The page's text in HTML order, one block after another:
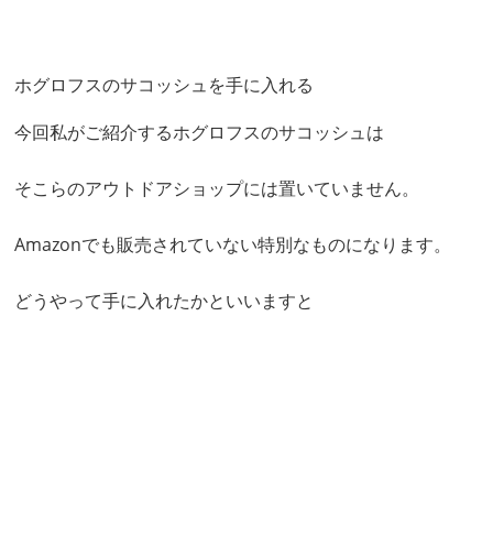
ホグロフスのサコッシュを手に入れる
今回私がご紹介するホグロフスのサコッシュは
そこらのアウトドアショップには置いていません。
Amazonでも販売されていない特別なものになります。
どうやって手に入れたかといいますと